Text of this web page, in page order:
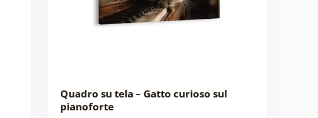
Quadro su tela – Gatto curioso sul
pianoforte